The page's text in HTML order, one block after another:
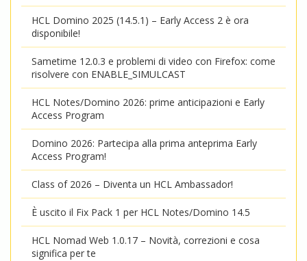
HCL Domino 2025 (14.5.1) – Early Access 2 è ora
disponibile!
Sametime 12.0.3 e problemi di video con Firefox: come
risolvere con ENABLE_SIMULCAST
HCL Notes/Domino 2026: prime anticipazioni e Early
Access Program
Domino 2026: Partecipa alla prima anteprima Early
Access Program!
Class of 2026 – Diventa un HCL Ambassador!
È uscito il Fix Pack 1 per HCL Notes/Domino 14.5
HCL Nomad Web 1.0.17 – Novità, correzioni e cosa
significa per te